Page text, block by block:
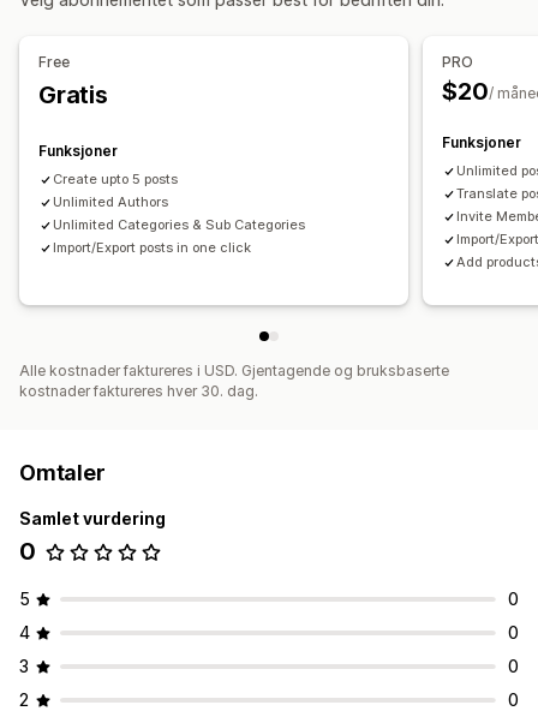
XML-områdekart
Free
Gratis
Funksjoner
Create upto 5 posts
Unlimited Authors
Unlimited Categories & Sub Categories
Import/Export posts in one click
PRO
$20/
Funksjoner
Unlimited
Translate
Invite
Import/
Add
Alle kostnader faktureres i USD. Gjentagende og bruksbaserte
kostnader faktureres hver 30. dag.
Omtaler
Samlet vurdering
0
5
0
4
0
3
0
2
0